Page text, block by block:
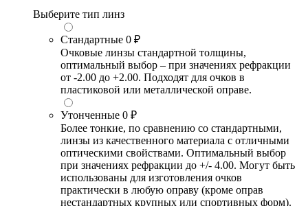
Выберите тип линз
Стандартные 0 ₽
Очковые линзы стандартной толщины,
оптимальный выбор – при значениях рефракции
от -2.00 до +2.00. Подходят для очков в
пластиковой или металлической оправе.
Утонченные 0 ₽
Более тонкие, по сравнению со стандартными,
линзы из качественного материала с отличными
оптическими свойствами. Оптимальный выбор
при значениях рефракции до +/- 4.00. Могут быть
использованы для изготовления очков
практически в любую оправу (кроме оправ
нестандартных крупных или спортивных форм).